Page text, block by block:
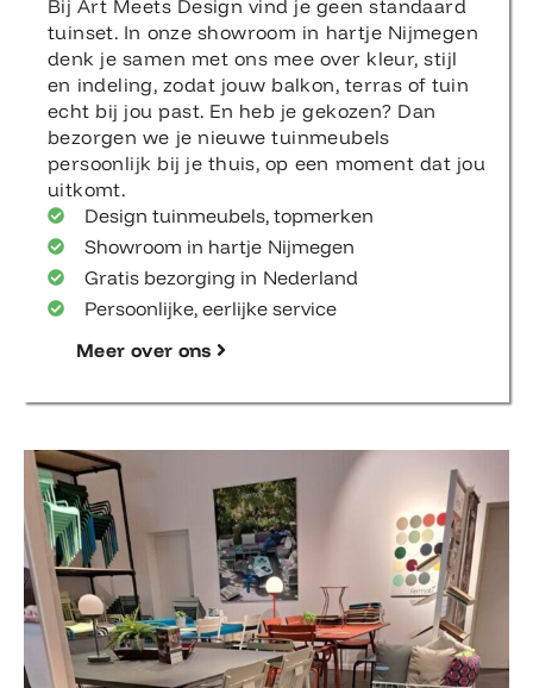
Bij Art Meets Design vind je geen standaard
tuinset. In onze showroom in hartje Nijmegen
denk je samen met ons mee over kleur, stijl
en indeling, zodat jouw balkon, terras of tuin
echt bij jou past. En heb je gekozen? Dan
bezorgen we je nieuwe tuinmeubels
persoonlijk bij je thuis, op een moment dat jou
uitkomt.
Design tuinmeubels, topmerken
Showroom in hartje Nijmegen
Gratis bezorging in Nederland
Persoonlijke, eerlijke service
Meer over ons